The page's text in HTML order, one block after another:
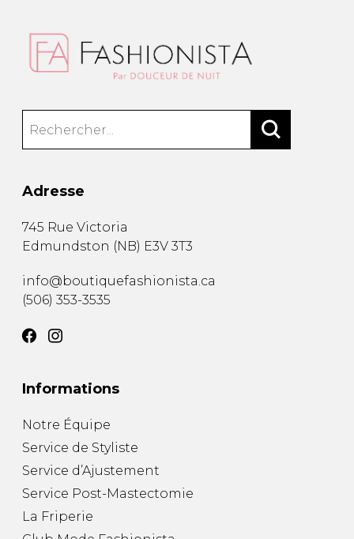
Adresse
745 Rue Victoria
Edmundston (NB) E3V 3T3
info@boutiquefashionista.ca
(506) 353-3535
Informations
Notre Équipe
Service de Styliste
Service d’Ajustement
Service Post-Mastectomie
La Friperie